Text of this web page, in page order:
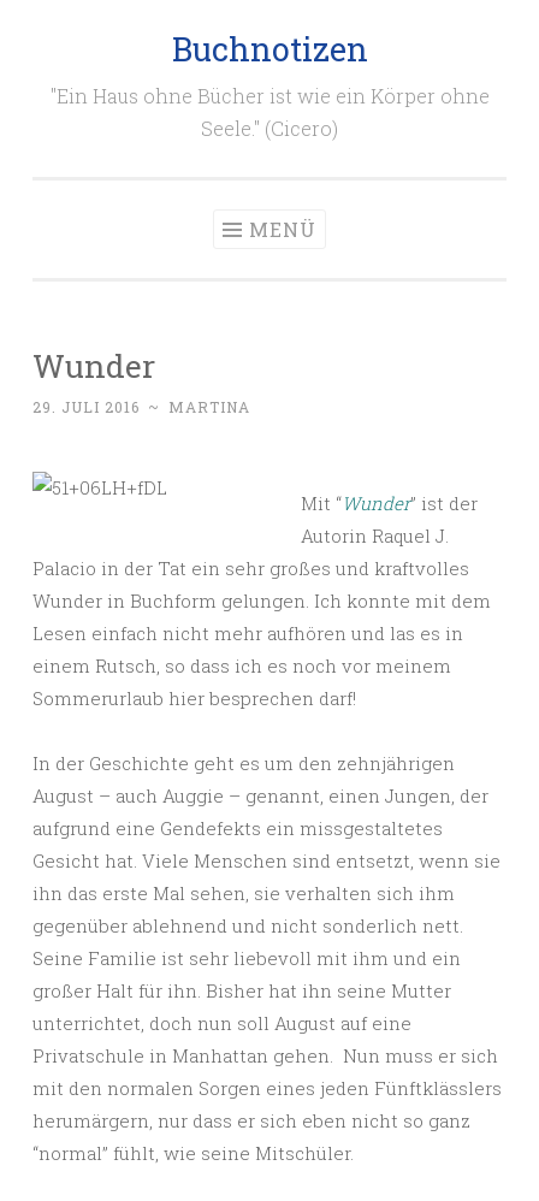
Buchnotizen
"Ein Haus ohne Bücher ist wie ein Körper ohne
Seele." (Cicero)
MENÜ
Wunder
29. JULI 2016 ~ MARTINA
Mit “Wunder” ist der
Autorin Raquel J.
Palacio in der Tat ein sehr großes und kraftvolles
Wunder in Buchform gelungen. Ich konnte mit dem
Lesen einfach nicht mehr aufhören und las es in
einem Rutsch, so dass ich es noch vor meinem
Sommerurlaub hier besprechen darf!
In der Geschichte geht es um den zehnjährigen
August – auch Auggie – genannt, einen Jungen, der
aufgrund eine Gendefekts ein missgestaltetes
Gesicht hat. Viele Menschen sind entsetzt, wenn sie
ihn das erste Mal sehen, sie verhalten sich ihm
gegenüber ablehnend und nicht sonderlich nett.
Seine Familie ist sehr liebevoll mit ihm und ein
großer Halt für ihn. Bisher hat ihn seine Mutter
unterrichtet, doch nun soll August auf eine
Privatschule in Manhattan gehen. Nun muss er sich
mit den normalen Sorgen eines jeden Fünftklässlers
herumärgern, nur dass er sich eben nicht so ganz
“normal” fühlt, wie seine Mitschüler.